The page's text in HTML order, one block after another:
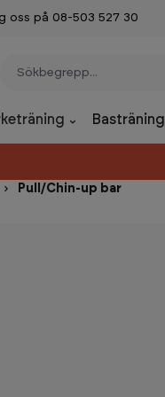
oss på 08-503 527 30
Basträning
Pull/Chin-up bar